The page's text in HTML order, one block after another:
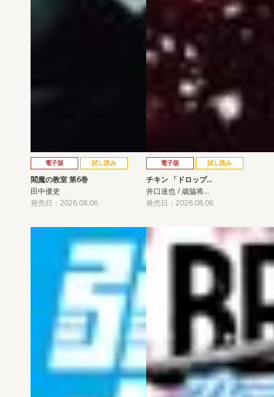
電子版 試し読み
閻魔の教室 第6巻
田中優吏
発売日：2026.08.06
電子版 試し読み
チキン 「ドロップ…
井口達也 / 歳脇将…
発売日：2026.08.06